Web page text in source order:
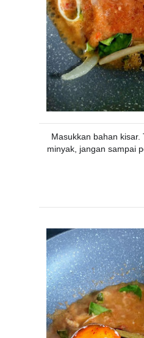
Masukkan bahan kisar.
minyak, jangan sampai